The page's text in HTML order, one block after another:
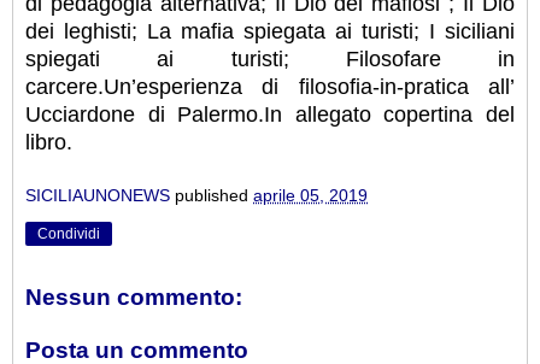
dei leghisti; La mafia spiegata ai turisti; I siciliani
spiegati ai turisti; Filosofare in
carcere.Un’esperienza di filosofia-in-pratica all’
Ucciardone di Palermo.In allegato copertina del
libro.
SICILIAUNONEWS published aprile 05, 2019
Condividi
Nessun commento:
Posta un commento